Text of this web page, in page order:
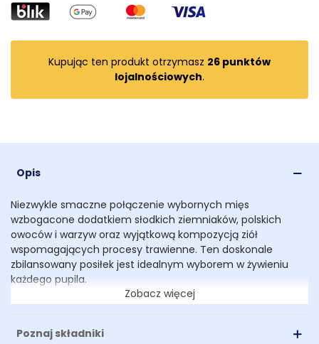
Kupując ten produkt otrzymasz 26 punktów
lojalnościowych.
Opis
Niezwykle smaczne połączenie wybornych mięs
wzbogacone dodatkiem słodkich ziemniaków, polskich
owoców i warzyw oraz wyjątkową kompozycją ziół
wspomagających procesy trawienne. Ten doskonale
zbilansowany posiłek jest idealnym wyborem w żywieniu
każdego pupila.
Karma nie zawiera:
- sztucznych barwników,
Zobacz więcej
Poznaj składniki